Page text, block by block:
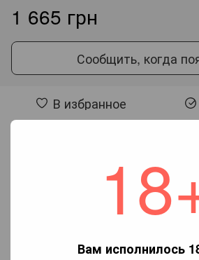
Вам исполнилось
1 665 грн
Сообщить, когда
В избранное
Добавьте первый